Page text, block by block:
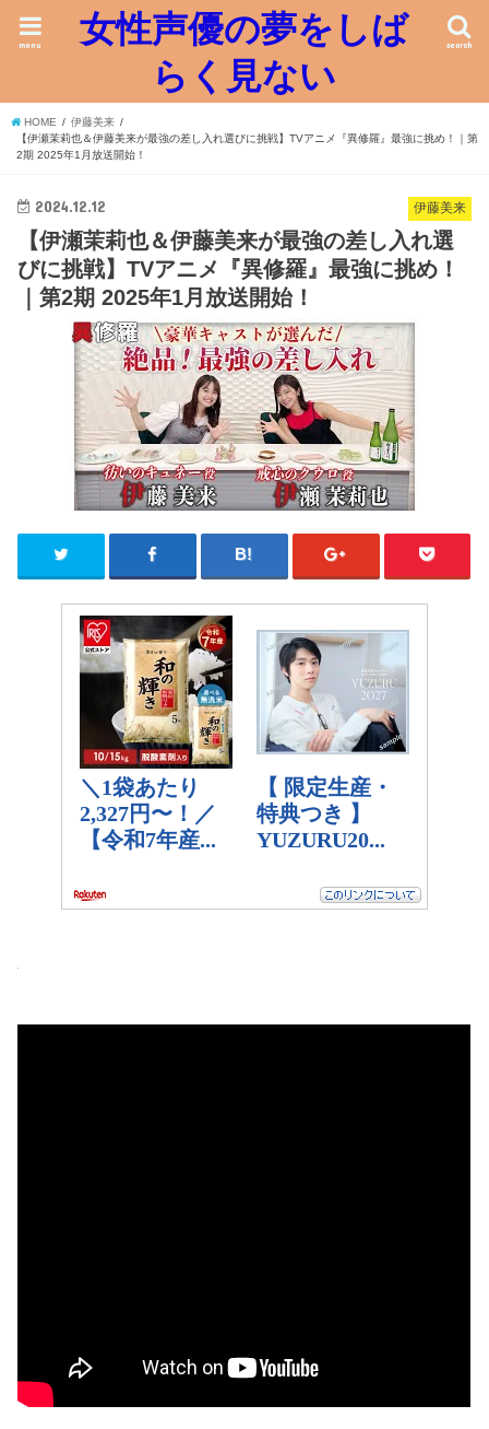
女性声優の夢をしば
らく見ない
search
menu
HOME
伊藤美来
【伊瀬茉莉也＆伊藤美来が最強の差し入れ選びに挑戦】TVアニメ『異修羅』最強に挑め！｜第
2期 2025年1月放送開始！
伊藤美来
2024.12.12
【伊瀬茉莉也＆伊藤美来が最強の差し入れ選
びに挑戦】TVアニメ『異修羅』最強に挑め！
｜第2期 2025年1月放送開始！